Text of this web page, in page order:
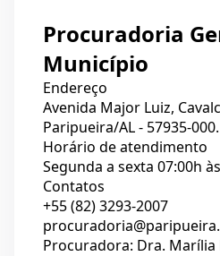
Procuradoria
Município
Endereço
Avenida Major Luiz,
Paripueira/AL - 57935-000.
Horário de atendimento
Segunda a sexta 07:00h
Contatos
+55 (82) 3293-2007
Procuradora: Dra. Marília